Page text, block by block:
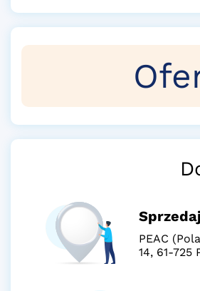
PEAC
14, 61-725